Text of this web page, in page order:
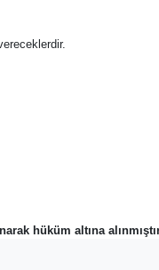
hüküm altına